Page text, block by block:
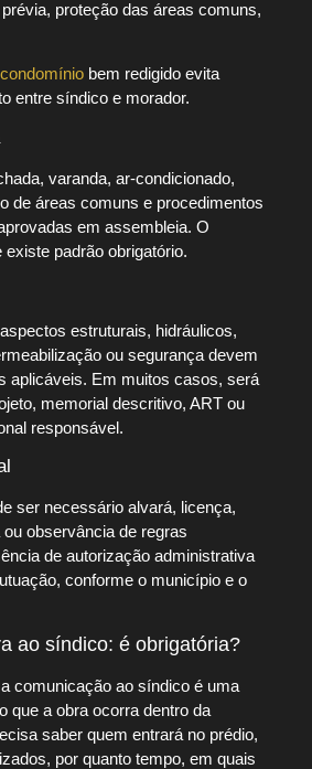
proteção das áreas comuns,
bem redigido evita
entre síndico e morador.
varanda, ar-condicionado,
de áreas comuns e procedimentos
em assembleia. O
padrão obrigatório.
estruturais, hidráulicos,
ou segurança devem
aplicáveis. Em muitos casos, será
memorial descritivo, ART ou
responsável.
ser necessário alvará, licença,
observância de regras
de autorização administrativa
conforme o município e o
ao síndico: é obrigatória?
comunicação ao síndico é uma
que a obra ocorra dentro da
saber quem entrará no prédio,
por quanto tempo, em quais